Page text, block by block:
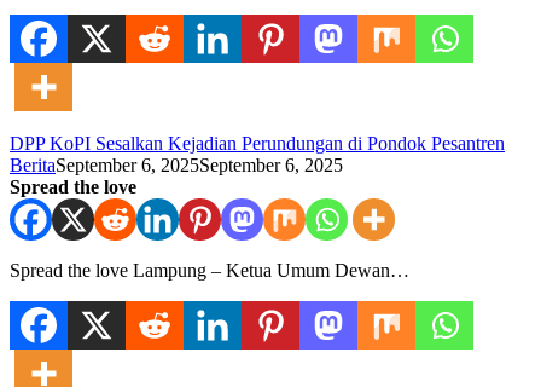
DPP KoPI Sesalkan Kejadian Perundungan di Pondok Pesantren
BeritaSeptember 6, 2025September 6, 2025
Spread the love
Spread the love Lampung – Ketua Umum Dewan…